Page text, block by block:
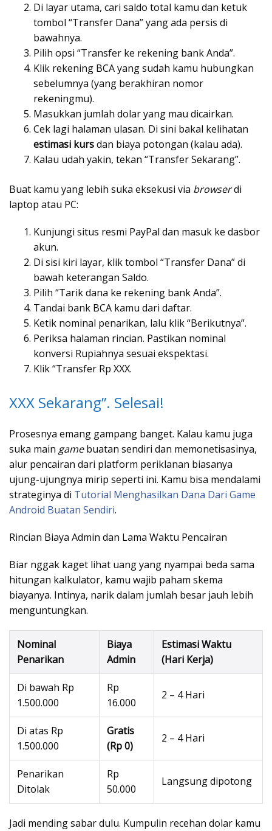
Di layar utama, cari saldo total kamu dan ketuk
tombol “Transfer Dana” yang ada persis di
bawahnya.
Pilih opsi “Transfer ke rekening bank Anda”.
Klik rekening BCA yang sudah kamu hubungkan
sebelumnya (yang berakhiran nomor
rekeningmu).
Masukkan jumlah dolar yang mau dicairkan.
Cek lagi halaman ulasan. Di sini bakal kelihatan
estimasi kursdan biaya potongan (kalau ada).
Kalau udah yakin, tekan “Transfer Sekarang”.
Buat kamu yang lebih suka eksekusi via browserdi
laptop atau PC:
Kunjungi situs resmi PayPal dan masuk ke dasbor
akun.
Di sisi kiri layar, klik tombol “Transfer Dana” di
bawah keterangan Saldo.
Pilih “Tarik dana ke rekening bank Anda”.
Tandai bank BCA kamu dari daftar.
Ketik nominal penarikan, lalu klik “Berikutnya”.
Periksa halaman rincian. Pastikan nominal
konversi Rupiahnya sesuai ekspektasi.
Klik “Transfer Rp XXX.
XXX Sekarang”. Selesai!
Prosesnya emang gampang banget. Kalau kamu juga
suka main gamebuatan sendiri dan memonetisasinya,
alur pencairan dari platform periklanan biasanya
ujung-ujungnya mirip seperti ini. Kamu bisa mendalami
strateginya di Tutorial Menghasilkan Dana Dari Game
Android Buatan Sendiri.
Rincian Biaya Admin dan Lama Waktu Pencairan
Biar nggak kaget lihat uang yang nyampai beda sama
hitungan kalkulator, kamu wajib paham skema
biayanya. Intinya, narik dalam jumlah besar jauh lebih
menguntungkan.
Nominal
Penarikan
Biaya
Admin
Estimasi Waktu
(Hari Kerja)
Di bawah Rp
1.500.000
Rp
16.000
2 – 4 Hari
Di atas Rp
1.500.000
Gratis
(Rp 0)
2 – 4 Hari
Penarikan
Ditolak
Rp
50.000
Langsung dipotong
Jadi mending sabar dulu. Kumpulin recehan dolar kamu